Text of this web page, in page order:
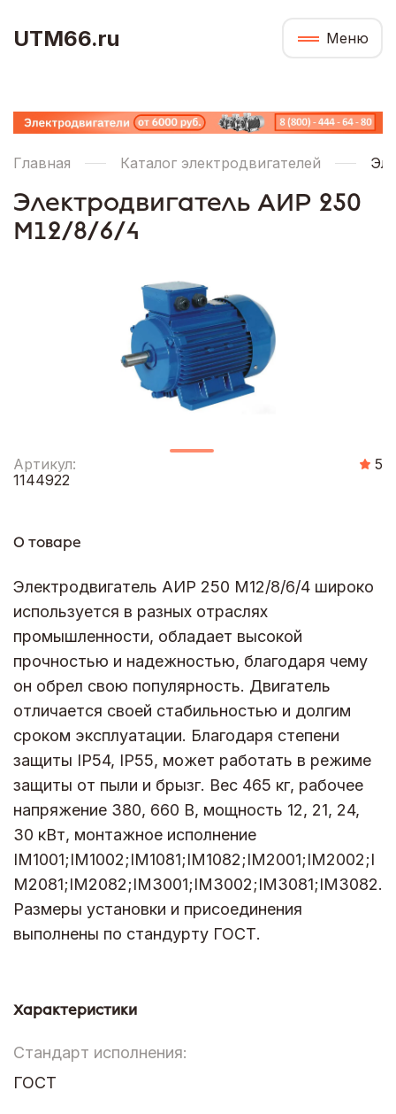
UTM66.ru Меню
Главная Каталог электродвигателей
Электродвигатель АИР 250
М12/8/6/4
Артикул:
1144922
5
О товаре
Электродвигатель АИР 250 М12/8/6/4 широко
используется в разных отраслях
промышленности, обладает высокой
прочностью и надежностью, благодаря чему
он обрел свою популярность. Двигатель
отличается своей стабильностью и долгим
сроком эксплуатации. Благодаря степени
защиты IP54, IP55, может работать в режиме
защиты от пыли и брызг. Вес 465 кг, рабочее
напряжение 380, 660 В, мощность 12, 21, 24,
30 кВт, монтажное исполнение
IM1001;IM1002;IM1081;IM1082;IM2001;IM2002;I
M2081;IM2082;IM3001;IM3002;IM3081;IM3082.
Размеры установки и присоединения
выполнены по стандурту ГОСТ.
Характеристики
Стандарт исполнения:
ГОСТ